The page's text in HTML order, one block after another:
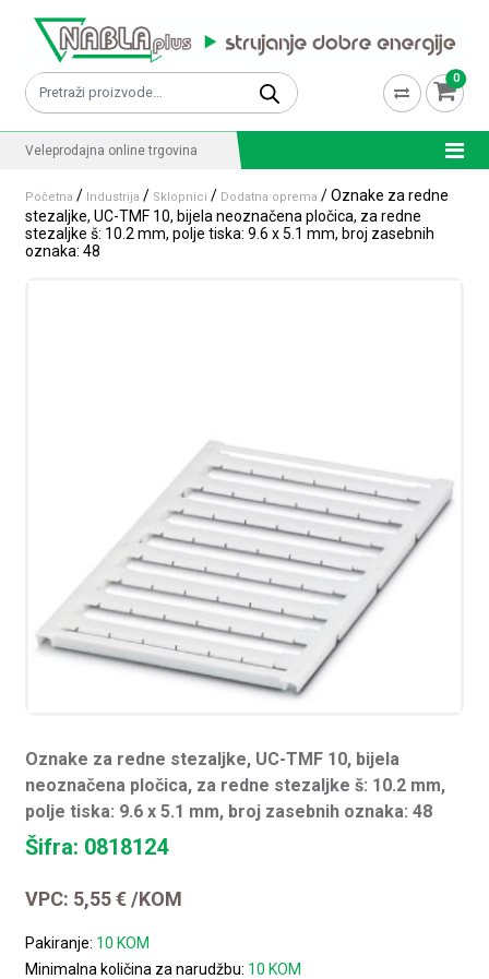
Pretraži: 0
Veleprodajna online trgovina
Početna / Industrija / Sklopnici / Dodatna oprema / Oznake za redne
stezaljke, UC-TMF 10, bijela neoznačena pločica, za redne
stezaljke š: 10.2 mm, polje tiska: 9.6 x 5.1 mm, broj zasebnih
oznaka: 48
Oznake za redne stezaljke, UC-TMF 10, bijela
neoznačena pločica, za redne stezaljke š: 10.2 mm,
polje tiska: 9.6 x 5.1 mm, broj zasebnih oznaka: 48
Šifra: 0818124
VPC: 5,55€ /KOM
Pakiranje: 10 KOM
Minimalna količina za narudžbu: 10 KOM